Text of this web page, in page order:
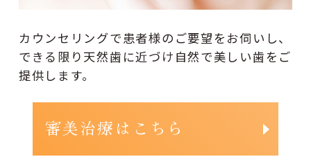
カウンセリングで患者様のご要望をお伺いし、
できる限り天然歯に近づけ自然で美しい歯をご
提供します。
審美治療はこちら